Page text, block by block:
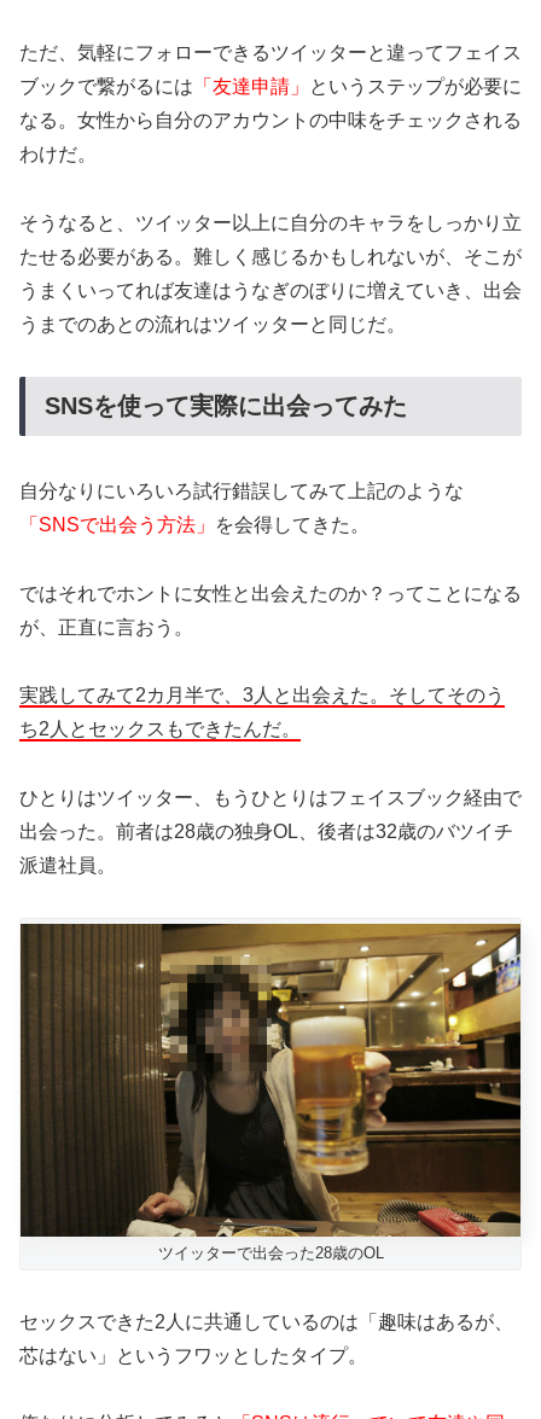
ただ、気軽にフォローできるツイッターと違ってフェイス
ブックで繋がるには 「友達申請」
というステップが必要に
なる。女性から自分のアカウントの中味をチェックされる
わけだ。
そうなると、ツイッター以上に自分のキャラをしっかり立
たせる必要がある。難しく感じるかもしれないが、そこが
うまくいってれば友達はうなぎのぼりに増えていき、出会
うまでのあとの流れはツイッターと同じだ。
SNSを使って実際に出会ってみた
自分なりにいろいろ試行錯誤してみて上記のような
「SNSで出会う方法」
を会得してきた。
ではそれでホントに女性と出会えたのか？ってことになる
が、正直に言おう。
実践してみて2カ月半で、3人と出会えた。そしてそのう
ち2人とセックスもできたんだ。
ひとりはツイッター、もうひとりはフェイスブック経由で
出会った。前者は28歳の独身OL、後者は32歳のバツイチ
派遣社員。
ツイッターで出会った28歳のOL
セックスできた2人に共通しているのは「趣味はあるが、
芯はない」というフワッとしたタイプ。